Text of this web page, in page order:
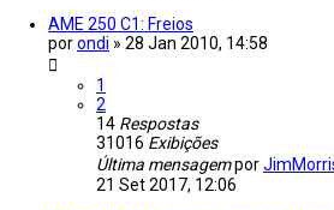
AME 250 C1: Freios
porondi » 28 Jan 2010, 14:58
1
2
14 Respostas
31016 Exibições
Última mensagempor
21 Set 2017, 12:06